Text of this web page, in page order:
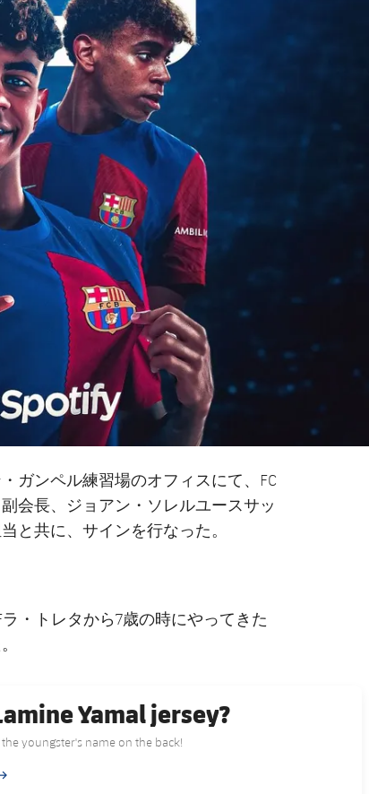
ガンペル練習場のオフィスにて、FC
会長、ジョアン・ソレルユースサッ
と共に、サインを行なった。
・トレタから7歳の時にやってきた
Yamal jersey?
youngster's name on the back!